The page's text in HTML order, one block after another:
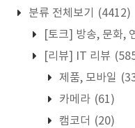
분류 전체보기
(4412)
[토크] 방송, 문화,
[리뷰] IT 리뷰
제품, 모바일
카메라 (61)
캠코더 (20)